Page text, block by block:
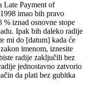
Late Payment of
imao bih pravo
% iznad osnovne stope
Ipak bih daleko radije
mi do [datum] kada će
imenom, iznesite
radije zaključili bez
jednostavno zatvorio
da plati bez gubitka